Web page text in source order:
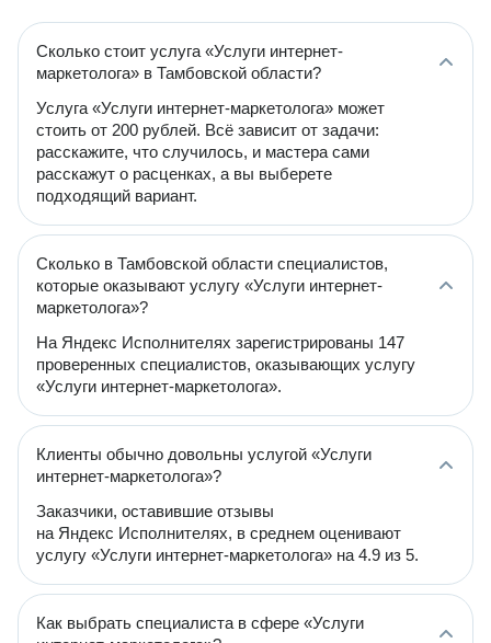
Сколько стоит услуга «Услуги интернет-
маркетолога» в Тамбовской области?
Услуга «Услуги интернет-маркетолога» может
стоить от 200 рублей. Всё зависит от задачи:
расскажите, что случилось, и мастера сами
расскажут о расценках, а вы выберете
подходящий вариант.
Сколько в Тамбовской области специалистов,
которые оказывают услугу «Услуги интернет-
маркетолога»?
На Яндекс Исполнителях зарегистрированы 147
проверенных специалистов, оказывающих услугу
«Услуги интернет-маркетолога».
Клиенты обычно довольны услугой «Услуги
интернет-маркетолога»?
Заказчики, оставившие отзывы
на Яндекс Исполнителях, в среднем оценивают
услугу «Услуги интернет-маркетолога» на 4.9 из 5.
Как выбрать специалиста в сфере «Услуги